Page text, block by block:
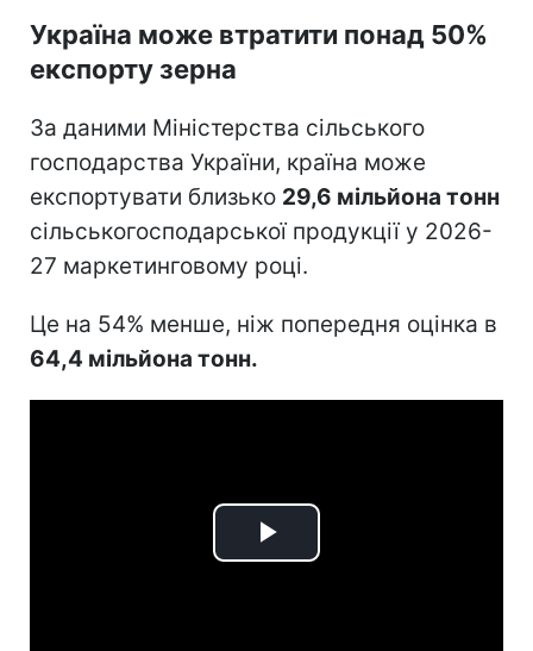
Україна може втратити понад 50%
експорту зерна
За даними Міністерства сільського
господарства України, країна може
експортувати близько 29,6 мільйона тонн
сільськогосподарської продукції у 2026-
27 маркетинговому році.
Це на 54% менше, ніж попередня оцінка в
64,4 мільйона тонн.
Play